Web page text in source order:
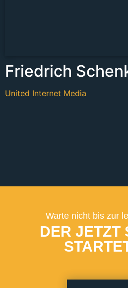
Friedrich
United Internet Media
Warte nicht bis zur
DER JETZT